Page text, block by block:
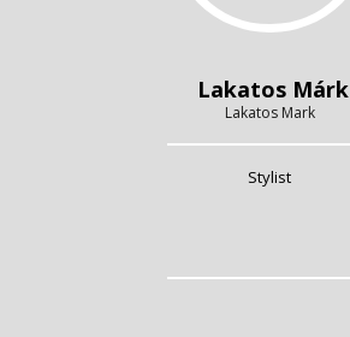
Lakatos Márk
Lakatos Mark
Stylist